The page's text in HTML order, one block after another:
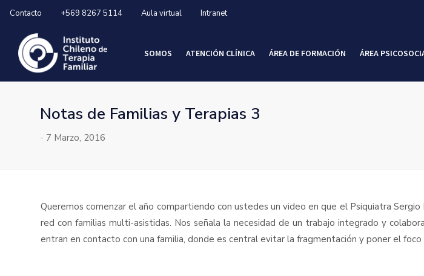
Contacto +569 8267 5114 Aula virtual Intranet
SOMOS ATENCIÓN CLÍNICA ÁREA DE FORMACIÓN ÁREA
Notas de Familias y Terapias 3
- 7 Marzo, 2016
Queremos comenzar el año compartiendo con ustedes un video en que el Psiquiatra
red con familias multi-asistidas. Nos señala la necesidad de un trabajo integrado y
entran en contacto con una familia, donde es central evitar la fragmentación y poner el foco